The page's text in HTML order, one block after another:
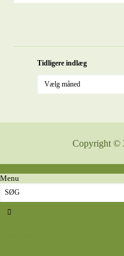
Tidligere indlæg
Copyright ©
Menu